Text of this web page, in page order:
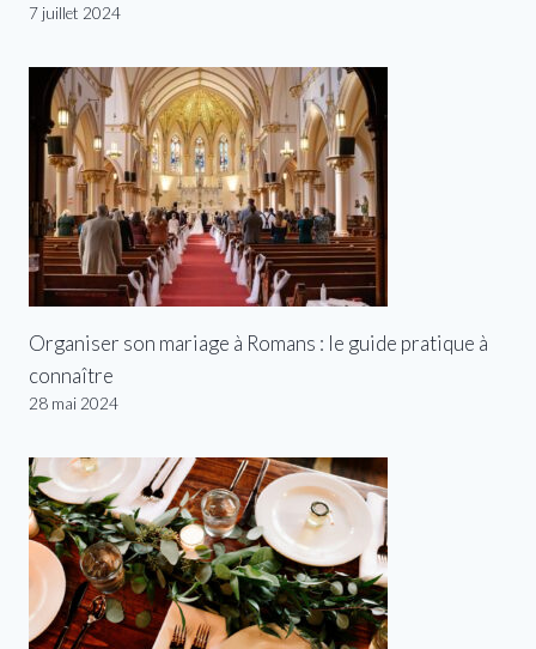
7 juillet 2024
Organiser son mariage à Romans : le guide pratique à
connaître
28 mai 2024